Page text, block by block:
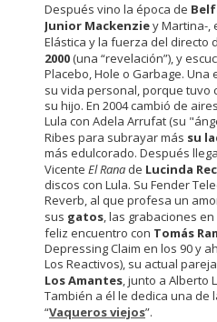
Después vino la época de
Junior Mackenziey Martina-,
Elástica y la fuerza del directo
2000 (una “revelación”), y
Placebo, Hole o Garbage.
su vida personal, porque tuvo
su hijo. En 2004 cambió de
Lula con Adela Arrufat (su
Ribes para subrayar más su
más edulcorado. Después
Vicente El Rana de Lucinda
discos con Lula. Su Fender
Reverb, al que profesa un
sus gatos, las grabaciones
feliz encuentro con Tomás
Depressing Claim en los 90 y
Los Reactivos), su actual
Los Amantes, junto a Alberto
También a él le dedica una de
“Vaqueros viejos”.